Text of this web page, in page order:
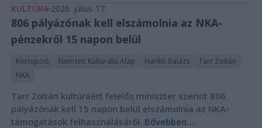
KULTÚRA 2026. július 17.
806 pályázónak kell elszámolnia az NKA-
pénzekről 15 napon belül
Korrupció Nemzeti Kulturális Alap Hankó Balázs
Tarr Zoltán
NKA
Tarr Zoltán kultúráért felelős miniszter szerint 806
pályázónak kell 15 napon belül elszámolnia az NKA-
támogatások felhasználásáról. Bővebben...